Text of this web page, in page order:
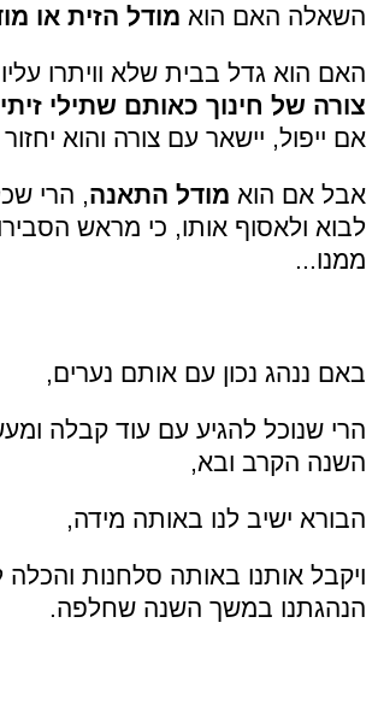
השאלה האם הוא מודל הזית או
האם הוא גדל בבית שלא וויתרו
צורה של חינוך כאותם שתילי
אם ייפול, יישאר עם צורה והוא
אבל אם הוא מודל התאנה, הרי
לבוא ולאסוף אותו, כי מראש
ממנו...
באם ננהג נכון עם אותם נערים,
הרי שנוכל להגיע עם עוד קבלה
השנה הקרב ובא,
הבורא ישיב לנו באותה מידה,
ויקבל אותנו באותה סלחנות והכלה
הנהגתנו במשך השנה שחלפה.